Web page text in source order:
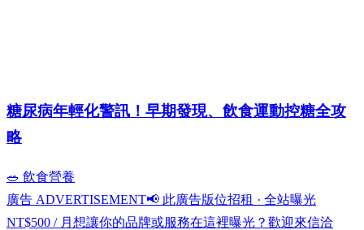
糖尿病年輕化警訊！早期發現、飲食運動控糖全攻
略
🥗 飲食營養
廣告 ADVERTISEMENT📢 此廣告版位招租 · 全站曝光
NT$500 / 月 想讓你的品牌或服務在這裡曝光？歡迎來信洽